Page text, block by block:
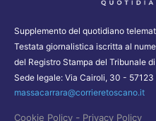
Supplemento del quotidiano
Testata giornalistica iscritta al
del Registro Stampa del Tribunale
Sede legale: Via Cairoli, 30 -
massacarrara@corrieretoscano.it
Cookie Policy - Privacy Policy